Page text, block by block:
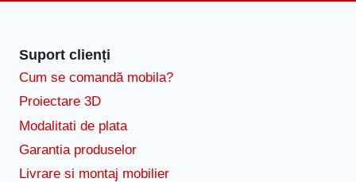
Suport clienți
Cum se comandă mobila?
Proiectare 3D
Modalitati de plata
Garantia produselor
Livrare si montaj mobilier